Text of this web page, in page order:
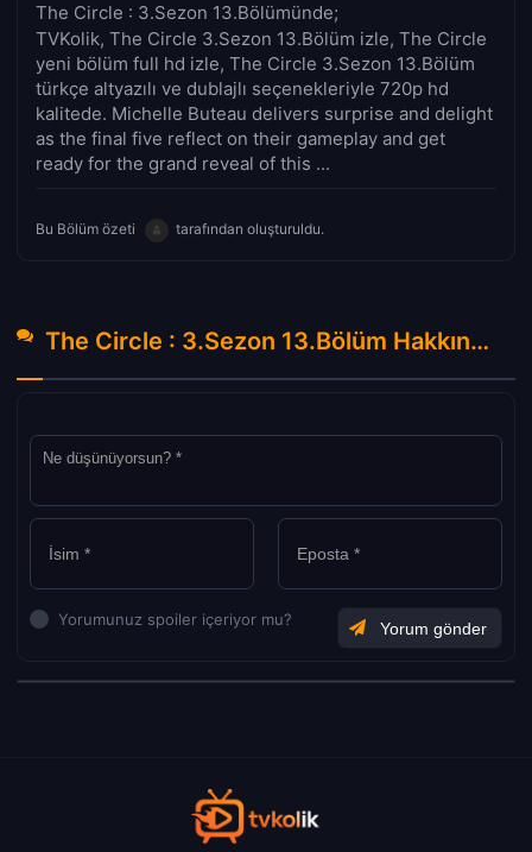
The Circle : 3.Sezon 13.Bölümünde;
TVKolik, The Circle 3.Sezon 13.Bölüm izle, The Circle
yeni bölüm full hd izle, The Circle 3.Sezon 13.Bölüm
türkçe altyazılı ve dublajlı seçenekleriyle 720p hd
kalitede. Michelle Buteau delivers surprise and delight
as the final five reflect on their gameplay and get
ready for the grand reveal of this ...
Bu Bölüm özeti tarafından oluşturuldu.
The Circle : 3.Sezon 13.Bölüm Hakkında Yorumlar
Yorumunuz spoiler içeriyor mu?